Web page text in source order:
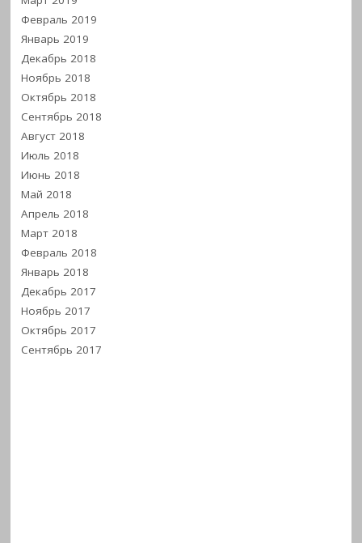
Февраль 2019
Январь 2019
Декабрь 2018
Ноябрь 2018
Октябрь 2018
Сентябрь 2018
Август 2018
Июль 2018
Июнь 2018
Май 2018
Апрель 2018
Март 2018
Февраль 2018
Январь 2018
Декабрь 2017
Ноябрь 2017
Октябрь 2017
Сентябрь 2017